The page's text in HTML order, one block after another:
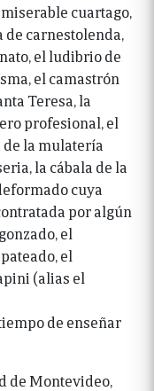
cuartago,
de carnestolenda,
el ludibrio de
el camastrón
Teresa, la
profesional, el
la mulatería
la cábala de la
cuya
por algún
el
el
(alias el
de enseñar
de Montevideo,